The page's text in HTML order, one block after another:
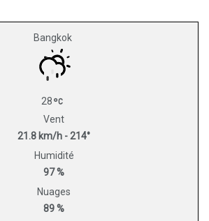
Bangkok
28
Vent
21.8 km/h - 214°
Humidité
97 %
Nuages
89 %